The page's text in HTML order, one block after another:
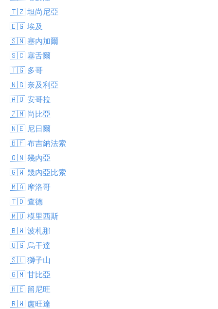
🇹🇿 坦尚尼亞
🇪🇬 埃及
🇸🇳 塞內加爾
🇸🇨 塞舌爾
🇹🇬 多哥
🇳🇬 奈及利亞
🇦🇴 安哥拉
🇿🇲 尚比亞
🇳🇪 尼日爾
🇧🇫 布吉納法索
🇬🇳 幾內亞
🇬🇼 幾內亞比索
🇲🇦 摩洛哥
🇹🇩 查德
🇲🇺 模里西斯
🇧🇼 波札那
🇺🇬 烏干達
🇸🇱 獅子山
🇬🇲 甘比亞
🇷🇪 留尼旺
🇷🇼 盧旺達